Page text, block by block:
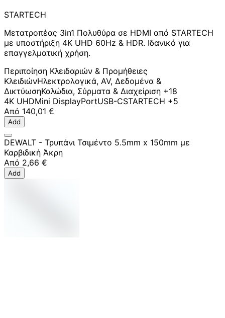
STARTECH
Μετατροπέας 3in1 Πολυθύρα σε HDMI από STARTECH
με υποστήριξη 4K UHD 60Hz & HDR. Ιδανικό για
επαγγελματική χρήση.
Περιποίηση Κλειδαριών & Προμήθειες
ΚλειδιώνΗλεκτρολογικά, AV, Δεδομένα &
ΔικτύωσηΚαλώδια, Σύρματα & Διαχείριση +18
4K UHDMini DisplayPortUSB-CSTARTECH +5
Από 140,01 €
Add
DEWALT - Τρυπάνι Τσιμέντο 5.5mm x 150mm με
Καρβιδική Άκρη
Από 2,66 €
Add